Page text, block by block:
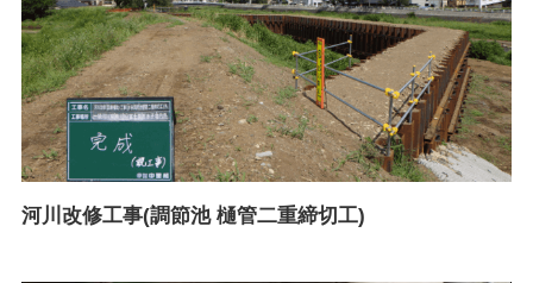
河川改修工事(調節池 樋管二重締切工)